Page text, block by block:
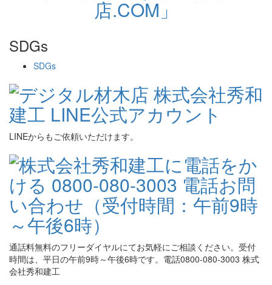
SDGs
SDGs
LINEからもご依頼いただけます。
通話料無料のフリーダイヤルにてお気軽にご相談ください。受付
時間は、平日の午前9時～午後6時です。電話0800-080-3003 株式
会社秀和建工